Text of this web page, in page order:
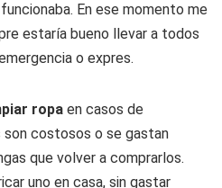
En ese momento me
estaría bueno llevar a todos
o expres.
ropa en casos de
son costosos o se gastan
que volver a comprarlos.
uno en casa, sin gastar